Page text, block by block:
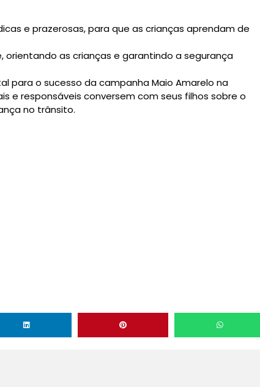
e prazerosas, para que as crianças aprendam de
as crianças e garantindo a segurança
para o sucesso da campanha Maio Amarelo na
e responsáveis conversem com seus filhos sobre o
no trânsito.